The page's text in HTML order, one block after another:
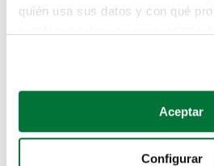
quién usa sus datos y con qué
Si lo permite, también quisiéramos:
Recopilar información sobre
Aceptar
Configurar